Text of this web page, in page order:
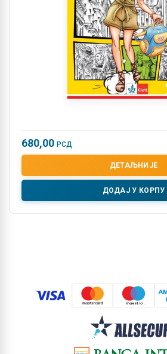
680,00 РСД
ДЕТАЉНИЈЕ
ДОДАЈ У КОРПУ